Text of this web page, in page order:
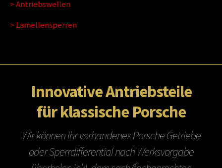
> Antriebswellen
> Lamellensperren
Innovative Antriebsteile
für klassische Porsche
Wir können Ihr vorhandenes Porsche Getriebe
oder Sperrdifferential nach Werksvorgabe